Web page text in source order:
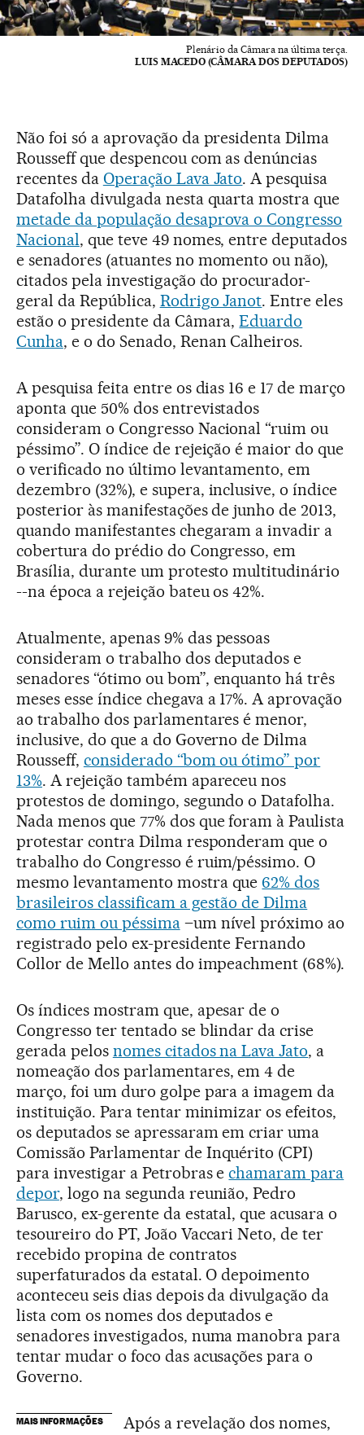
Plenário da Câmara na última terça.
LUIS MACEDO (CÂMARA DOS DEPUTADOS)
Não foi só a aprovação da presidenta Dilma
Rousseff que despencou com as denúncias
recentes da Operação Lava Jato. A pesquisa
Datafolha divulgada nesta quarta mostra que
metade da população desaprova o Congresso
Nacional, que teve 49 nomes, entre deputados
e senadores (atuantes no momento ou não),
citados pela investigação do procurador-
geral da República, Rodrigo Janot. Entre eles
estão o presidente da Câmara,Eduardo
Cunha, e o do Senado, Renan Calheiros.
A pesquisa feita entre os dias 16 e 17 de março
aponta que 50% dos entrevistados
consideram o Congresso Nacional “ruim ou
péssimo”. O índice de rejeição é maior do que
o verificado no último levantamento, em
dezembro (32%), e supera, inclusive, o índice
posterior às manifestações de junho de 2013,
quando manifestantes chegaram a invadir a
cobertura do prédio do Congresso, em
Brasília, durante um protesto multitudinário
--na época a rejeição bateu os 42%.
Atualmente, apenas 9% das pessoas
consideram o trabalho dos deputados e
senadores “ótimo ou bom”, enquanto há três
meses esse índice chegava a 17%. A aprovação
ao trabalho dos parlamentares é menor,
inclusive, do que a do Governo de Dilma
Rousseff, considerado “bom ou ótimo” por
13%. A rejeição também apareceu nos
protestos de domingo, segundo o Datafolha.
Nada menos que 77% dos que foram à Paulista
protestar contra Dilma responderam que o
trabalho do Congresso é ruim/péssimo. O
mesmo levantamento mostra que62% dos
brasileiros classificam a gestão de Dilma
como ruim ou péssima–um nível próximo ao
registrado pelo ex-presidente Fernando
Collor de Mello antes do impeachment (68%).
Os índices mostram que, apesar de o
Congresso ter tentado se blindar da crise
gerada pelos nomes citados na Lava Jato, a
nomeação dos parlamentares, em 4 de
março, foi um duro golpe para a imagem da
instituição. Para tentar minimizar os efeitos,
os deputados se apressaram em criar uma
Comissão Parlamentar de Inquérito (CPI)
para investigar a Petrobras echamaram para
depor, logo na segunda reunião, Pedro
Barusco, ex-gerente da estatal, que acusara o
tesoureiro do PT, João Vaccari Neto, de ter
recebido propina de contratos
superfaturados da estatal. O depoimento
aconteceu seis dias depois da divulgação da
lista com os nomes dos deputados e
senadores investigados, numa manobra para
tentar mudar o foco das acusações para o
Governo.
MAIS INFORMAÇÕES
Após a revelação dos nomes,